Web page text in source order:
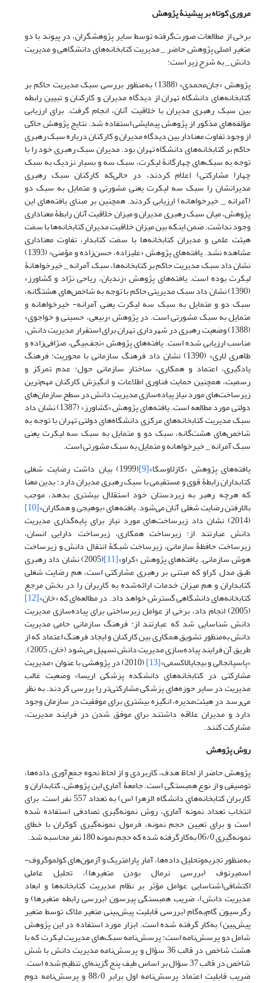
مروری کوتاه بر پیشینۀ پژوهش
برخی از مطالعات صورت‌گرفته توسط سایر پژوهشگران، در پیوند با دو
متغیر اصلی پژوهش حاضر _ مدیریت کتابخانه‌های دانشگاهی و مدیریت
دانش _ به شرح زیر است:
پژوهش «جان‌محمدی» (1388) ‌به‌منظور بررسی سبک مدیریت حاکم بر
کتابخانه‌های دانشگاه تهران از دیدگاه مدیران و کارکنان و تبیین رابطه
بین سبک رهبری مدیران با خلاقیت آنان، انجام گرفت. برای ارزیابی
مؤلفه‌های مذکور از پژوهش پیمایشی استفاده شد. نتایج پژوهش حاکی
از وجود تفاوت معنادار بین دیدگاه مدیران و کارکنان درباره سبک رهبری
حاکم بر کتابخانه‌های دانشگاه تهران بود. مدیران سبک رهبری خود را با
توجه به سبک‌های چهارگانۀ لیکرت، سبک سه و بسیار نزدیک به سبک
چهار( مشارکتی) اعلام کردند، در حالی‌که کارکنان سبک رهبری
مدیرانشان را سبک سه لیکرت یعنی مشورتی و متمایل به سبک دو
(آمرانه _ خیرخواهانه) ارزیابی کردند. همچنین بر مبنای یافته‌های این
پژوهش، میان سبک رهبری مدیران و میزان خلاقیت آنان رابطۀ معنا‌داری
وجود نداشت. ضمن اینکه بین میزان خلاقیت مدیران کتابخانه‌ها با سمَت
هیئت علمی و مدیران کتابخانه‌ها با سمَت کتابدار، تفاوت معناداری
مشاهده نشد. یافته‌های پژوهش «علیزاده، حسن‌زاده و مؤمنی» (1393)
نشان داد سبک مدیریت حاکم بر کتابخانه‌ها، سبک آمرانه _ خیرخواهانۀ
لیکرت بوده است. یافته‌های پژوهش «زندیان، ریاحی نژاد و کشاورز»
(1390) نشان داد سبک مدیریتی حاکم با توجه به شاخص‌های هشتگانه،
سبک دو و متمایل به سبک سه لیکرت یعنی آمرانه- خیرخواهانه و
متمایل به سبک مشورتی است. در پژوهش «ربیعی، حسینی و خواجوی»
(1388) وضعیت رهبری در شهرداری تهران برای استقرار مدیریت دانش،
مناسب ارزیابی شده است. یافته‌های پژوهش «نجف‌بیگی، صرّافی‌زاده و
طاهری لاری» (1390) نشان داد فرهنگ سازمانی با محوریت: فرهنگ
یادگیری، اعتماد و همکاری، ساختار سازمانی حول: عدم تمرکز و
رسمیت، همچنین حمایت فناوری اطلاعات و انگیزش کارکنان مهم‌ترین
زیرساخت‌های مورد نیاز پیاده‌سازی مدیریت دانش در سطح سازمان‌های
دولتیِ مورد مطالعه است. یافته‌های پژوهش «کشاورز» (1387) نشان داد
سبک مدیریت کتابخانه‌های مرکزی دانشگاه‌های دولتی تهران با توجه به
شاخص‌های هشت‌گانه، سبک دو و متمایل به سبک سه لیکرت یعنی
سبک آمرانه _ خیرخواهانه و متمایل به سبک مشورتی است.
یافته‌های پژوهش «کازلاوسکا»[9] (1999) بیان داشت رضایت شغلی
کتابداران رابطۀ قوی و مستقیمی با سبک رهبری مدیران دارد؛ بدین معنا
که هرچه رهبر به زیردستان خود استقلال بیشتری بدهد، موجب
بالارفتن رضایت شغلی آنان می‌شود. یافته‌های «بوهیجی و همکاران»[10]
(2014) نشان داد زیرساخت‌های مورد نیاز برای پایه‌گذاری مدیریت
دانش عبارتند از: زیرساخت همکاری، زیرساخت دارایی انسان،
زیرساخت حافظۀ سازمانی، زیرساخت شبکۀ انتقال دانش و زیرساخت
هوش سازمانی. یافته‌های پژوهش «کراو»[11] (2005) نشان داد رهبری
طبق مدل کراو که مبتنی بر رهبری مشارکتی است، هم رضایت شغلی
کتابداران و هم میزان خدمات ارائه‌شده به کاربران را در بخش مرجع
کتابخانه‌های دانشگاهی گسترش خواهد داد. در مطالعه‌ای که «خان»[12]
(2005) انجام داد، برخی از عوامل زیرساختی برای پیاده‌سازی مدیریت
دانش شناسایی شد که عبارتند از: فرهنگ سازمانی حامی مدیریت
دانش به‌منظور تشویق همکاری بین کارکنان و ایجاد فرهنگ اعتماد که از
طریق آن فرایند پیاده‌سازی مدیریت دانش تسهیل می‌شود (خان، 2005).
«پاسپانجالی و بیجایالاکسمی»[13] (2010) در پژوهشی با عنوان «مدیریت
مشارکتی در کتابخانه‌های دانشکده پزشکی اریسا» وضعیت غالب
مدیریت در سایر حوزه‌های پزشکی مشارکتی‌تر را بررسی کردند. به نظر
می‌رسد در هیئت‌مدیره، انگیزه بیشتری برای موفقیت در سازمان وجود
دارد و مدیران علاقه داشتند برای موفق‌ شدن در فرایند مدیریت،
مشارکت کنند.
روش پژوهش
پژوهش حاضر از لحاظ هدف، کاربردی و از لحاظ نحوه جمع‌آوری داده‌ها،
توصیفی و از نوع همبستگی است. جامعۀ آماری این پژوهش، کتابداران و
کاربران کتابخانه‌های دانشگاه الزهرا (س) به تعداد 557 نفر است. برای
انتخاب تعداد نمونه آماری، روش نمونه‌گیری تصادفی استفاده شده
است و برای تعیین حجم نمونه، فرمول نمونه‌گیری کوکران با خطای
نمونه‌گیری 06/0 به‌کارگرفته شده که حجم نمونه 180 نفر محاسبه شد.
به‌منظور تجزیه‌وتحلیل داده‌ها، آمار پارامتریک و آزمون‌های کولموگروف-
اسمیرنوف (بررسی نرمال بودن متغیرها)، تحلیل عاملی
اکتشافی(شناسایی عوامل مؤثر بر نظام مدیریت کتابخانه‌ها و ابعاد
مدیریت دانش)، ضریب همبستگی پیرسون (بررسی رابطه متغیرها) و
رگرسیون گام‌به‌گام (بررسی قابلیت پیش‌بینی متغیر ملاک توسط متغیر
پیش‌بین) به‌کار گرفته شده است. ابزار مورد استفاده در این پژوهش
شامل دو پرسش‌نامه است: پرسش‌نامه سبک‌های مدیریت لیکرت که با
هشت شاخص در قالب 36 سؤال و پرسش‌نامه مدیریت دانش با شش
شاخص در قالب 37 سؤال بر اساس طیف پنج گزینه‌ای تنظیم شده است.
ضریب قابلیت اعتماد پرسش‌نامه اول برابر 88/0 و پرسش‌نامه دوم